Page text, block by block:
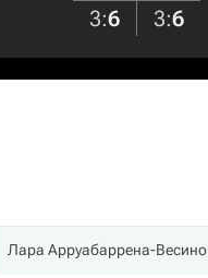
3:6 3:6
Лара Арруабаррена-Весино